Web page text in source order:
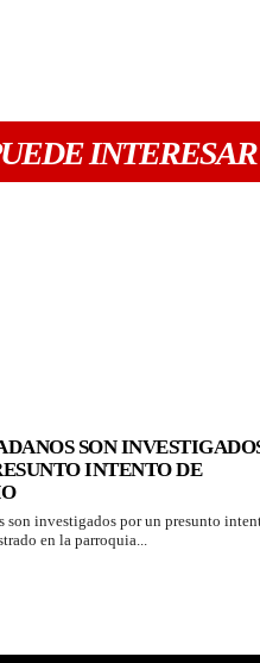
INTERESAR
SON
INTENTO DE
son investigados por un presunto
en la parroquia...